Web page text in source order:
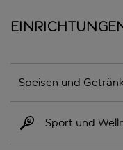
Speisen und
Sport und